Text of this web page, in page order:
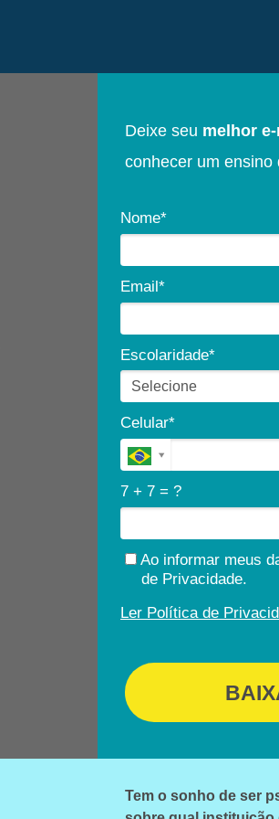
Deixe seu melhor e-
conhecer um ensino
Nome*
Email*
Escolaridade*
Celular*
7 + 7 = ?
Ao informar meus
de Privacidade.
Ler Política de
Tem o sonho de ser